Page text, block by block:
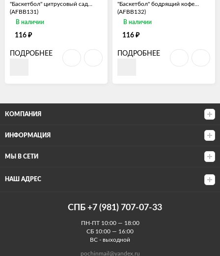
"Баскетбол" цитрусовый сад
(AFBB131)
В наличии
116 ₽
ПОДРОБНЕЕ
"Баскетбол" бодрящий кофе
(AFBB132)
В наличии
116 ₽
ПОДРОБНЕЕ
КОМПАНИЯ
ИНФОРМАЦИЯ
МЫ В СЕТИ
НАШ АДРЕС
СПБ +7 (981) 707-07-33
ПН-ПТ 10:00 — 18:00
СБ 10:00 — 16:00
ВС - выходной
pochinmail@yandex.ru